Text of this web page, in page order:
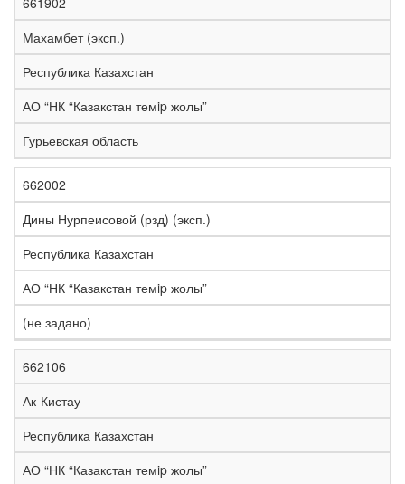
Махамбет (эксп.)
Республика Казахстан
АО “НК “Казакстан темip жолы”
Гурьевская область
662002
Дины Нурпеисовой (рзд) (эксп.)
Республика Казахстан
АО “НК “Казакстан темip жолы”
(не задано)
662106
Ак-Кистау
Республика Казахстан
АО “НК “Казакстан темip жолы”